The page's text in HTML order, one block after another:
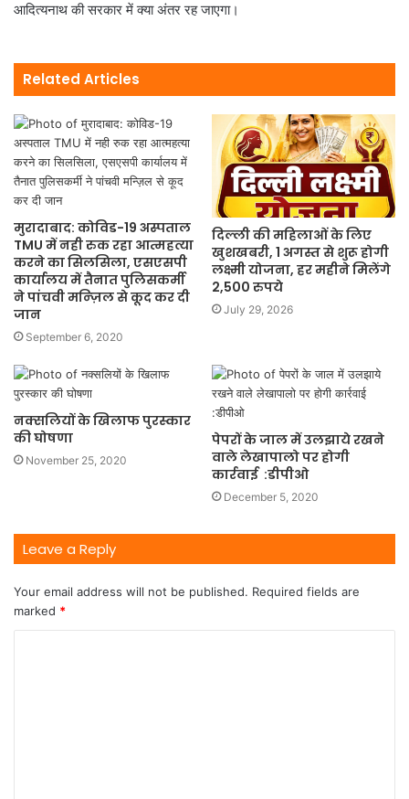
आदित्यनाथ की सरकार में क्या अंतर रह जाएगा।
Related Articles
मुरादाबाद: कोविड-19 अस्पताल
TMU में नही रुक रहा आत्महत्या
करने का सिलसिला, एसएसपी
कार्यालय में तैनात पुलिसकर्मी
ने पांचवी मन्ज़िल से कूद कर दी
जान
September 6, 2020
दिल्ली की महिलाओं के लिए
खुशखबरी, 1 अगस्त से शुरू होगी
लक्ष्मी योजना, हर महीने मिलेंगे
2,500 रुपये
July 29, 2026
नक्सलियों के खिलाफ पुरस्कार
की घोषणा
November 25, 2020
पेपरों के जाल में उलझाये रखने
वाले लेखापालो पर होगी
कार्रवाई :डीपीओ
December 5, 2020
Leave a Reply
Your email address will not be published. Required fields are
marked *